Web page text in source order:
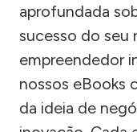
aprofundada
sucesso do seu
empreendedor
nossos eBooks
da ideia de